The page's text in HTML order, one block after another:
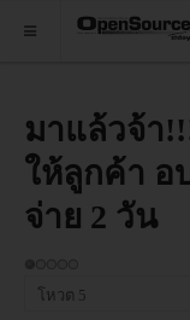
ซอฟต์แวร์
ข่าว
มาแล้วจ้า
ให้ลูกค้า อ
จ่าย 2 วัน
ให้
เรต
กรุณา